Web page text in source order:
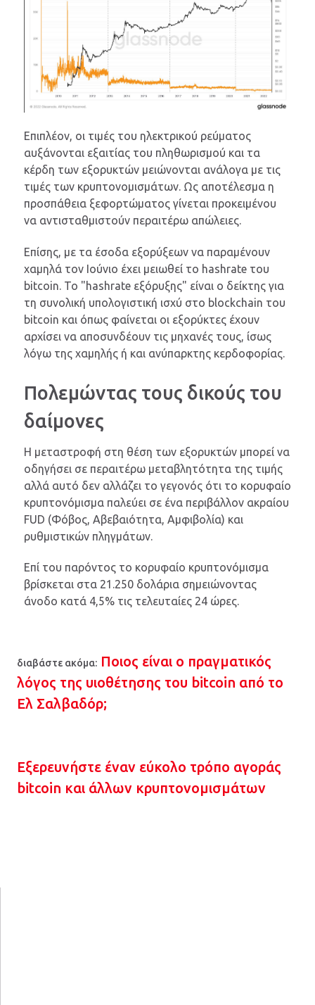
Επιπλέον, οι τιμές του ηλεκτρικού ρεύματος
αυξάνονται εξαιτίας του πληθωρισμού και τα
κέρδη των εξορυκτών μειώνονται ανάλογα με τις
τιμές των κρυπτονομισμάτων. Ως αποτέλεσμα η
προσπάθεια ξεφορτώματος γίνεται προκειμένου
να αντισταθμιστούν περαιτέρω απώλειες.
Επίσης, με τα έσοδα εξορύξεων να παραμένουν
χαμηλά τον Ιούνιο έχει μειωθεί το hashrate του
bitcoin. Το "hashrate εξόρυξης" είναι ο δείκτης για
τη συνολική υπολογιστική ισχύ στο blockchain του
bitcoin και όπως φαίνεται οι εξορύκτες έχουν
αρχίσει να αποσυνδέουν τις μηχανές τους, ίσως
λόγω της χαμηλής ή και ανύπαρκτης κερδοφορίας.
Πολεμώντας τους δικούς του
δαίμονες
Η μεταστροφή στη θέση των εξορυκτών μπορεί να
οδηγήσει σε περαιτέρω μεταβλητότητα της τιμής
αλλά αυτό δεν αλλάζει το γεγονός ότι το κορυφαίο
κρυπτονόμισμα παλεύει σε ένα περιβάλλον ακραίου
FUD (Φόβος, Αβεβαιότητα, Αμφιβολία) και
ρυθμιστικών πληγμάτων.
Επί του παρόντος το κορυφαίο κρυπτονόμισμα
βρίσκεται στα 21.250 δολάρια σημειώνοντας
άνοδο κατά 4,5% τις τελευταίες 24 ώρες.
διαβάστε ακόμα: Ποιος είναι ο πραγματικός
λόγος της υιοθέτησης του bitcoin από το
Ελ Σαλβαδόρ;
Εξερευνήστε έναν εύκολο τρόπο αγοράς
bitcoin και άλλων κρυπτονομισμάτων